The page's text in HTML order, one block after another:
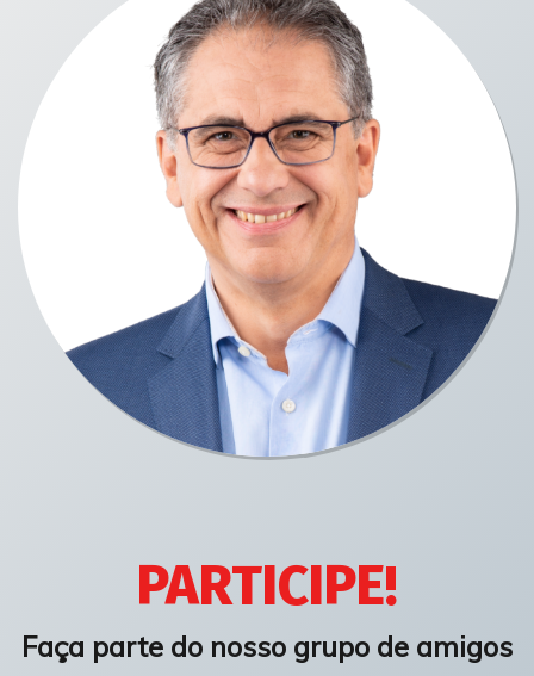
PARTICIPE!
Faça parte do nosso grupo de amigos